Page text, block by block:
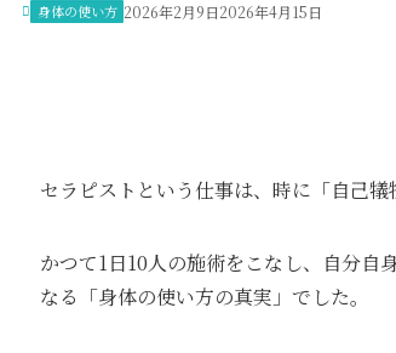
身体の使い方 2026年2月9日2026年4月15日
セラピストという仕事は、時に「自己
かつて1日10人の施術をこなし、自分自
なる「身体の使い方の真実」でした。